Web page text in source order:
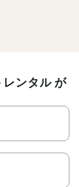
レンタル が